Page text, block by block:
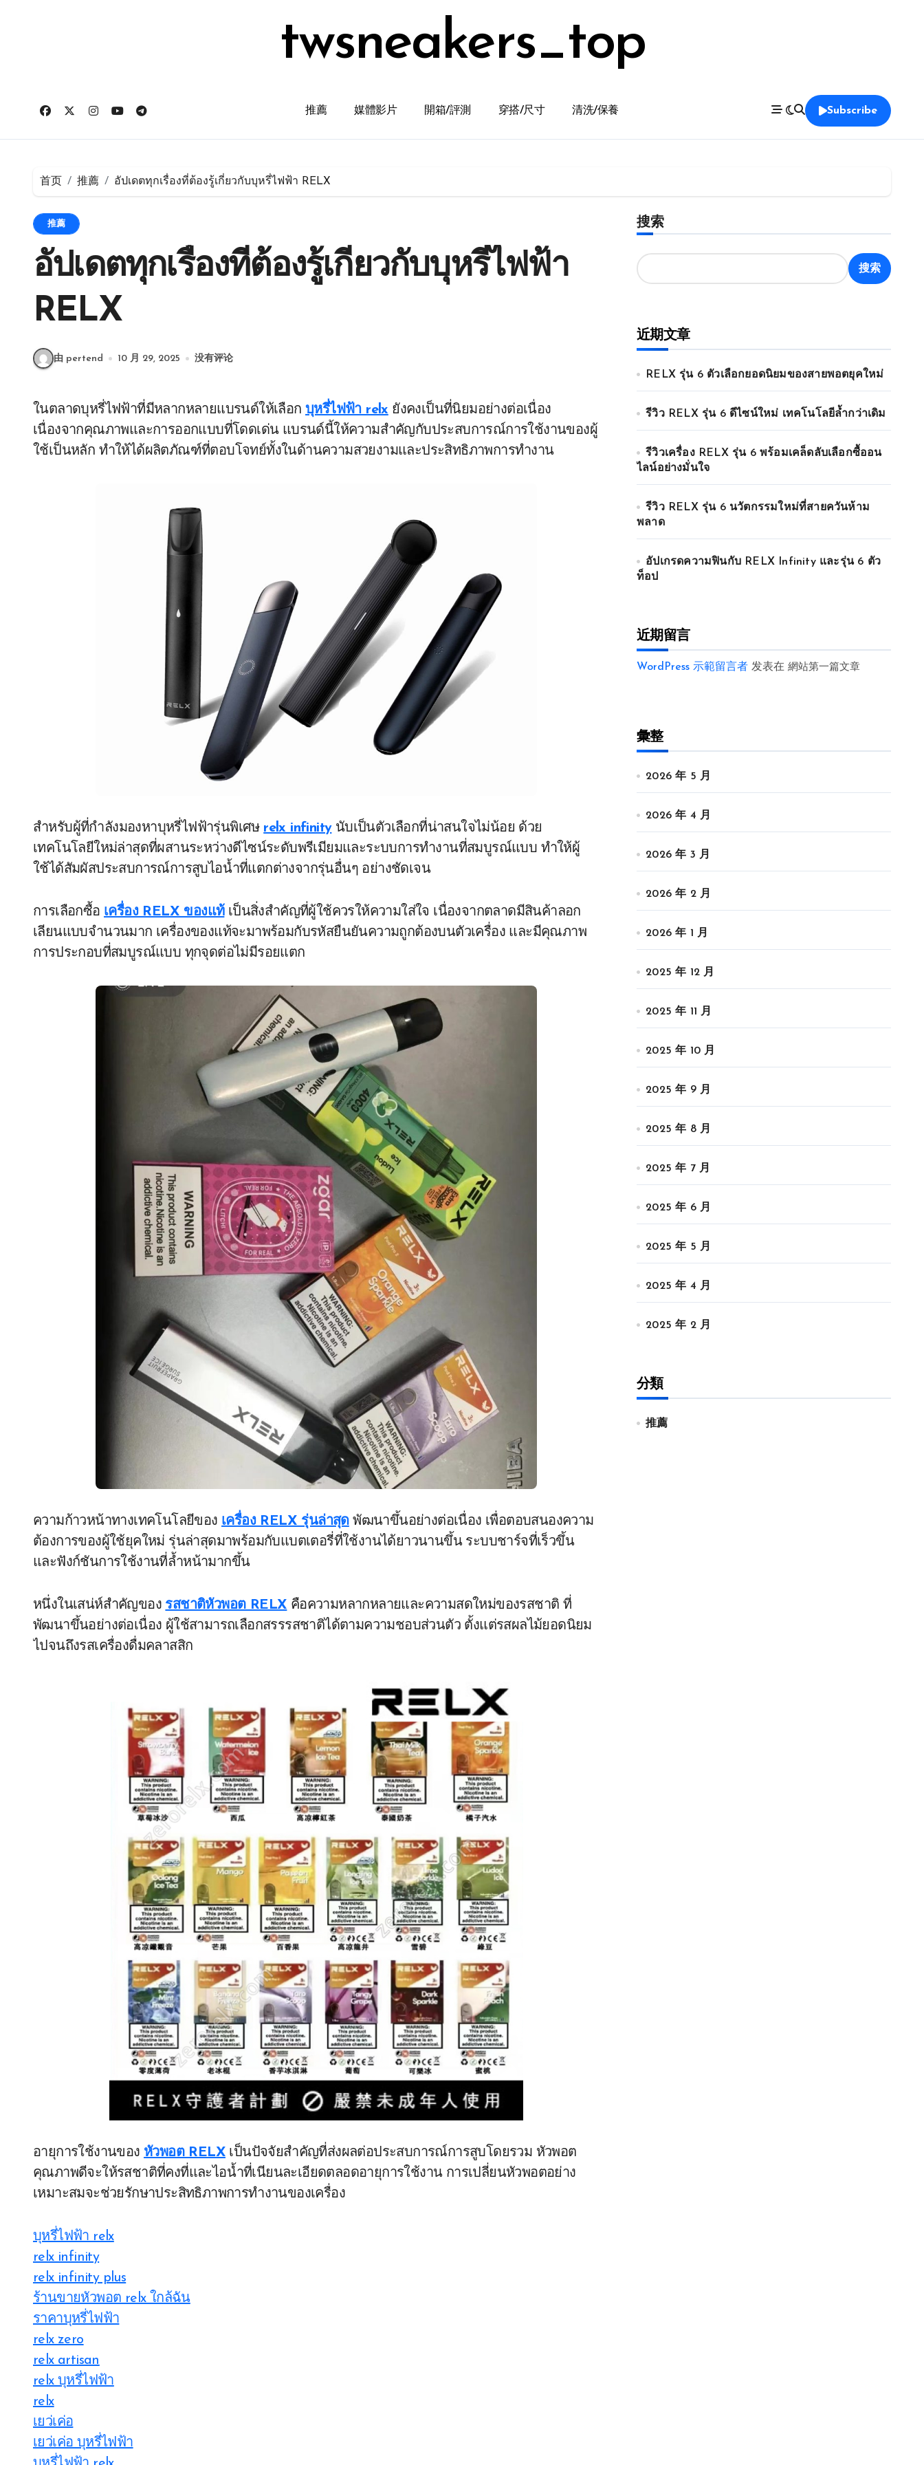
twsneakers_top
推薦 媒體影片 開箱/評測 穿搭/尺寸 清洗/保養 Subscribe
首页 推薦 อัปเดตทุกเรื่องที่ต้องรู้เกี่ยวกับบุหรี่ไฟฟ้า RELX
推薦
อัปเดตทุกเรื่องที่ต้องรู้เกี่ยวกับบุหรี่ไฟฟ้า
RELX
由 pertend 10 月 29, 2025 没有评论
ในตลาดบุหรี่ไฟฟ้าที่มีหลากหลายแบรนด์ให้เลือกบุหรี่ไฟฟ้า relx ยังคงเป็นที่นิยมอย่างต่อเนื่อง
เนื่องจากคุณภาพและการออกแบบที่โดดเด่น แบรนด์นี้ให้ความสำคัญกับประสบการณ์การใช้งานของผู้
ใช้เป็นหลัก ทำให้ได้ผลิตภัณฑ์ที่ตอบโจทย์ทั้งในด้านความสวยงามและประสิทธิภาพการทำงาน
สำหรับผู้ที่กำลังมองหาบุหรี่ไฟฟ้ารุ่นพิเศษ relx infinityนับเป็นตัวเลือกที่น่าสนใจไม่น้อย ด้วย
เทคโนโลยีใหม่ล่าสุดที่ผสานระหว่างดีไซน์ระดับพรีเมียมและระบบการทำงานที่สมบูรณ์แบบ ทำให้ผู้
ใช้ได้สัมผัสประสบการณ์การสูบไอน้ำที่แตกต่างจากรุ่นอื่นๆ อย่างชัดเจน
การเลือกซื้อ เครื่อง RELX ของแท้เป็นสิ่งสำคัญที่ผู้ใช้ควรให้ความใส่ใจ เนื่องจากตลาดมีสินค้าลอก
เลียนแบบจำนวนมาก เครื่องของแท้จะมาพร้อมกับรหัสยืนยันความถูกต้องบนตัวเครื่อง และมีคุณภาพ
การประกอบที่สมบูรณ์แบบ ทุกจุดต่อไม่มีรอยแตก
ความก้าวหน้าทางเทคโนโลยีของ เครื่อง RELX รุ่นล่าสุดพัฒนาขึ้นอย่างต่อเนื่อง เพื่อตอบสนองความ
ต้องการของผู้ใช้ยุคใหม่ รุ่นล่าสุดมาพร้อมกับแบตเตอรี่ที่ใช้งานได้ยาวนานขึ้น ระบบชาร์จที่เร็วขึ้น
และฟังก์ชันการใช้งานที่ล้ำหน้ามากขึ้น
หนึ่งในเสน่ห์สำคัญของ รสชาติหัวพอต RELX คือความหลากหลายและความสดใหม่ของรสชาติ ที่
พัฒนาขึ้นอย่างต่อเนื่อง ผู้ใช้สามารถเลือกสรรรสชาติได้ตามความชอบส่วนตัว ตั้งแต่รสผลไม้ยอดนิยม
ไปจนถึงรสเครื่องดื่มคลาสสิก
อายุการใช้งานของ หัวพอต RELX เป็นปัจจัยสำคัญที่ส่งผลต่อประสบการณ์การสูบโดยรวม หัวพอต
คุณภาพดีจะให้รสชาติที่คงที่และไอน้ำที่เนียนละเอียดตลอดอายุการใช้งาน การเปลี่ยนหัวพอตอย่าง
เหมาะสมจะช่วยรักษาประสิทธิภาพการทำงานของเครื่อง
บุหรี่ไฟฟ้า relx
relx infinity
relx infinity plus
ร้านขายหัวพอต relx ใกล้ฉัน
ราคาบุหรี่ไฟฟ้า
relx zero
relx artisan
relx บุหรี่ไฟฟ้า
relx
เยว่เค่อ
เยว่เค่อ บุหรี่ไฟฟ้า
搜索
搜索
近期文章
RELX รุ่น 6 ตัวเลือกยอดนิยมของสายพอตยุคใหม่
รีวิว RELX รุ่น 6 ดีไซน์ใหม่ เทคโนโลยีล้ำกว่าเดิม
รีวิวเครื่อง RELX รุ่น 6 พร้อมเคล็ดลับเลือกซื้ออน
ไลน์อย่างมั่นใจ
รีวิว RELX รุ่น 6 นวัตกรรมใหม่ที่สายควันห้าม
พลาด
อัปเกรดความฟินกับ RELX Infinity และรุ่น 6 ตัว
ท็อป
近期留言
WordPress 示範留言者 发表在 網站第一篇文章
彙整
2026 年 5 月
2026 年 4 月
2026 年 3 月
2026 年 2 月
2026 年 1 月
2025 年 12 月
2025 年 11 月
2025 年 10 月
2025 年 9 月
2025 年 8 月
2025 年 7 月
2025 年 6 月
2025 年 5 月
2025 年 4 月
2025 年 2 月
分類
推薦